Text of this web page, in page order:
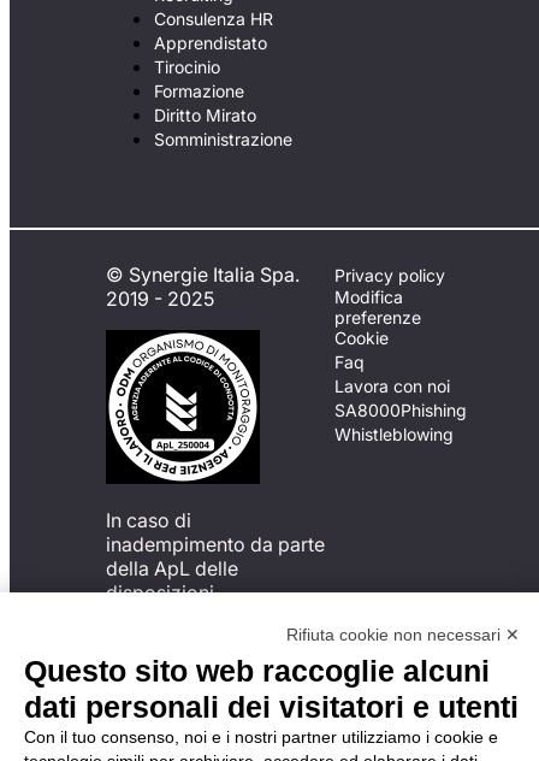
Consulenza HR
Apprendistato
Tirocinio
Formazione
Diritto Mirato
Somministrazione
© Synergie Italia Spa.
2019 - 2025
In caso di
inadempimento da parte
della ApL delle
disposizioni
possibile presentare un
reclamo
all’Organismo di
Monitoraggio utilizzando
una delle modalità
Privacy policy
Modifica
preferenze
Cookie
Faq
Lavora con noi
SA8000Phishing
Whistleblowing
Rifiuta cookie non necessari ✕
Questo sito web raccoglie alcuni
dati personali dei visitatori e utenti
Con il tuo consenso, noi e i nostri partner utilizziamo i cookie e